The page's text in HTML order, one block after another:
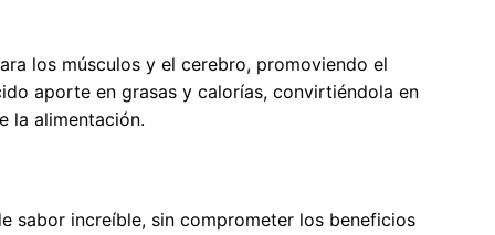
los músculos y el cerebro, promoviendo el
aporte en grasas y calorías, convirtiéndola en
la alimentación.
sabor increíble, sin comprometer los beneficios